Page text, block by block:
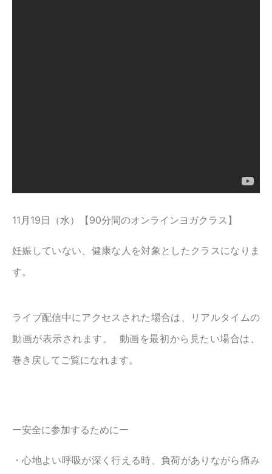
11月19日（水）【90分間のオンラインヨガクラス】
妊娠していない、健康な人を対象としたクラスになりま
す。
ライブ配信中にアクセスされた場合は、リアルタイムの
動画が表示されます。 動画を最初から見たい場合は、
巻き戻してご覧になれます。
ー安全に参加するためにー
・心地よい呼吸が深く行える時、負荷がありながら痛み